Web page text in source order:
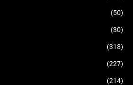
(50)
(30)
(318)
(227)
(214)